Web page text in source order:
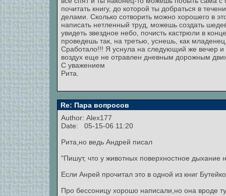
почитать книгу, до которой ты добраться в
делами. Сколько сотворить можно хорошего в
написать нетленный труд, можешь создать
увидеть звездное небо, почисть кастрюли в
проведешь так, на третью, уснешь, как
Сработало!!! Я уснула на следующий же вечер и
воздух еще не отравлен дневным дорожным
С уважением
Рита.
Re: Пара вопросов
Author: Alex177
Date: 05-15-06 11:20
Рита,но ведь Андрей писал
"Пишут, что у животных поверхностное
Если Анрей прочитал это в одной из книг
Про бессоницу хорошо написали,но она вроде